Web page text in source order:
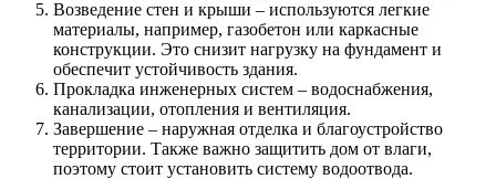
Возведение стен и крыши – используются легкие
материалы, например, газобетон или каркасные
конструкции. Это снизит нагрузку на фундамент и
обеспечит устойчивость здания.
Прокладка инженерных систем – водоснабжения,
канализации, отопления и вентиляция.
Завершение – наружная отделка и благоустройство
территории. Также важно защитить дом от влаги,
поэтому стоит установить систему водоотвода.